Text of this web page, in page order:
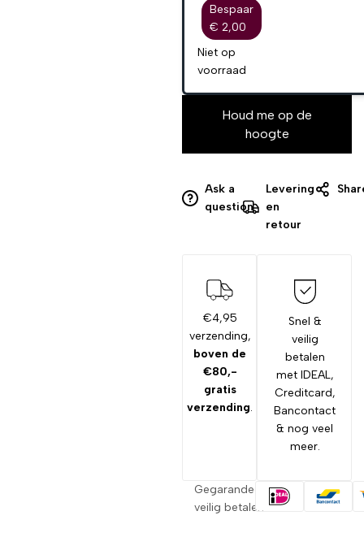
Bespaar
€ 2,00
Niet op
voorraad
Houd me op de
hoogte
Ask a
question
Levering
en
retour
€4,95
verzending,
boven de
€80,-
gratis
verzending.
Snel &
veilig
betalen
met IDEAL,
Creditcard,
Bancontact
& nog veel
meer.
Gegarandeerd
veilig betalen